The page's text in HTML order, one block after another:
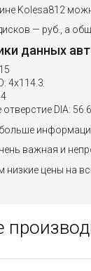
Kolesa812
— руб., а
данных
4x114.3
отверстие DIA: 56.6
важная и
цены на